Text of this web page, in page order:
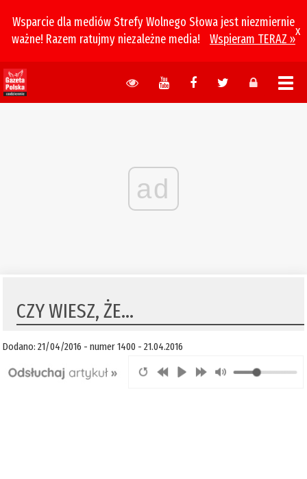
Wsparcie dla mediów Strefy Wolnego Słowa jest niezmiernie
ważne! Razem ratujmy niezależne media!
Wspieram TERAZ »
x
ad
CZY WIESZ, ŻE...
Dodano: 21/04/2016 - numer 1400 - 21.04.2016